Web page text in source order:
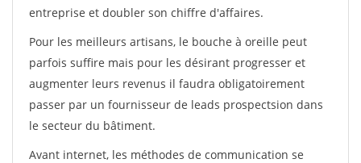
entreprise et doubler son chiffre d'affaires.
Pour les meilleurs artisans, le bouche à oreille peut
parfois suffire mais pour les désirant progresser et
augmenter leurs revenus il faudra obligatoirement
passer par un fournisseur de leads prospectsion dans
le secteur du bâtiment.
Avant internet, les méthodes de communication se